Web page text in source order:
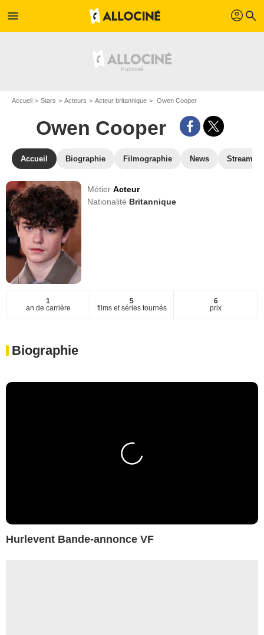
menu profil search
Accueil Stars Acteurs Acteur britannique Owen Cooper
Owen Cooper
Accueil Biographie Filmographie News Streaming
MétierActeur
Nationalité Britannique
1
an de carrière
5
films et séries tournés
6
prix
Biographie
Hurlevent Bande-annonce VF